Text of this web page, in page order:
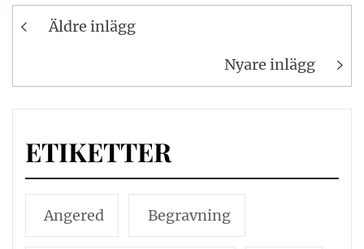
Inläggsnavigering
Äldre inlägg
Nyare inlägg
ETIKETTER
Angered Begravning